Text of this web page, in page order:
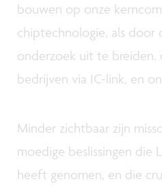
bouwen op onze
chiptechnologie, als door
onderzoek uit te breiden,
bedrijven via IC-link, en
Minder zichtbaar zijn
moedige beslissingen die
heeft genomen, en die